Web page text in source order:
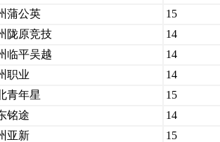
蒲公英
15
陇原竞技
14
临平吴越
14
职业
14
青年星
15
铭途
14
亚新 15